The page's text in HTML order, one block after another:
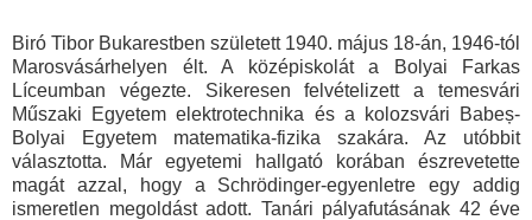
Biró Tibor Bukarestben született 1940. május 18-án, 1946-tól
Marosvásárhelyen élt. A középiskolát a Bolyai Farkas
Líceumban végezte. Sikeresen felvételizett a temesvári
Műszaki Egyetem elektrotechnika és a kolozsvári Babeș-
Bolyai Egyetem matematika-fizika szakára. Az utóbbit
választotta. Már egyetemi hallgató korában észrevetette
magát azzal, hogy a Schrödinger-egyenletre egy addig
ismeretlen megoldást adott. Tanári pályafutásának 42 éve